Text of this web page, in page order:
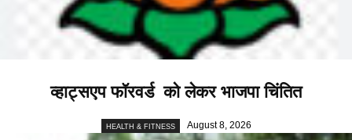
व्हाट्सएप फॉरवर्ड को लेकर भाजपा चिंतित
HEALTH & FITNESS August 8, 2026